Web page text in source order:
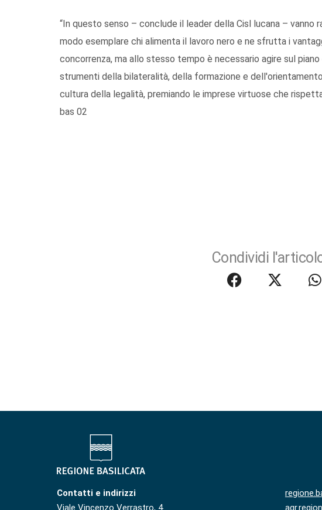
“In questo senso – conclude il leader della Cisl lucana –
modo esemplare chi alimenta il lavoro nero e ne sfrutta i
concorrenza, ma allo stesso tempo è necessario agire sul
strumenti della bilateralità, della formazione e
cultura della legalità, premiando le imprese virtuose che
bas 02
Condividi
Contatti e indirizzi
Viale Vincenzo Verrastro, 4